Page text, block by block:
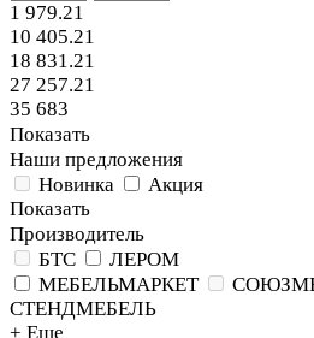
1 979.21
10 405.21
18 831.21
27 257.21
35 683
Показать
Наши предложения
Новинка
Акция
Показать
Производитель
БТС
ЛЕРОМ
МЕБЕЛЬМАРКЕТ
СТЕНДМЕБЕЛЬ
+ Еще